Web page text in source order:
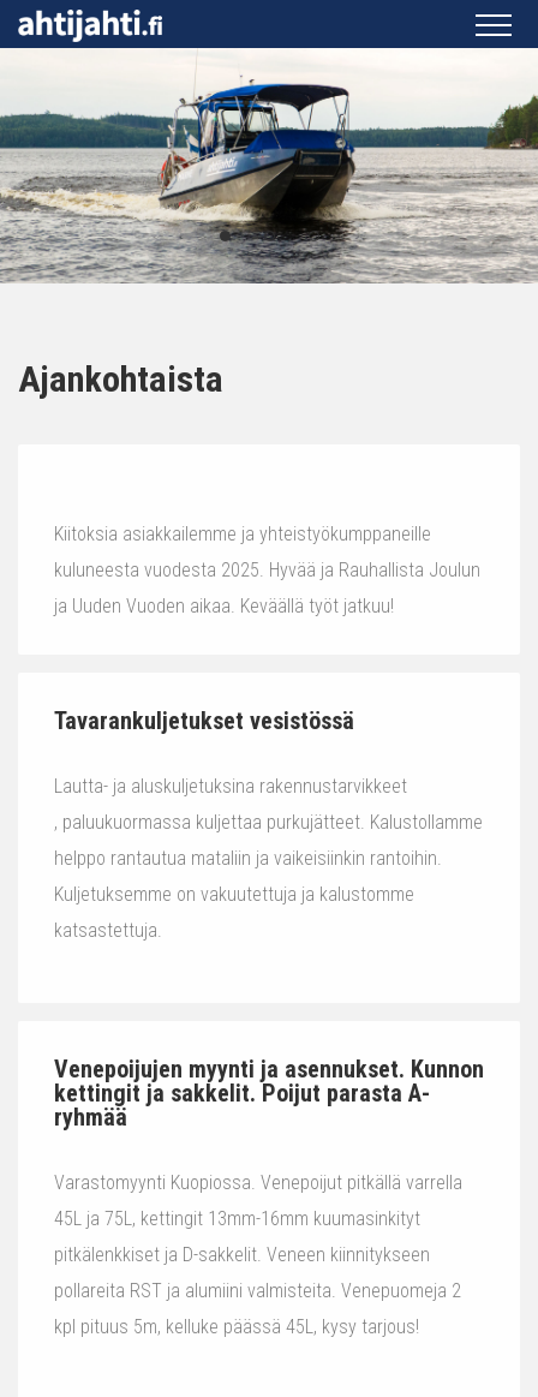
Ajankohtaista
Kiitoksia asiakkailemme ja yhteistyökumppaneille
kuluneesta vuodesta 2025. Hyvää ja Rauhallista Joulun
ja Uuden Vuoden aikaa. Keväällä työt jatkuu!
Tavarankuljetukset vesistössä
Lautta- ja aluskuljetuksina rakennustarvikkeet
, paluukuormassa kuljettaa purkujätteet. Kalustollamme
helppo rantautua mataliin ja vaikeisiinkin rantoihin.
Kuljetuksemme on vakuutettuja ja kalustomme
katsastettuja.
Venepoijujen myynti ja asennukset. Kunnon
kettingit ja sakkelit. Poijut parasta A-
ryhmää
Varastomyynti Kuopiossa. Venepoijut pitkällä varrella
45L ja 75L, kettingit 13mm-16mm kuumasinkityt
pitkälenkkiset ja D-sakkelit. Veneen kiinnitykseen
pollareita RST ja alumiini valmisteita. Venepuomeja 2
kpl pituus 5m, kelluke päässä 45L, kysy tarjous!